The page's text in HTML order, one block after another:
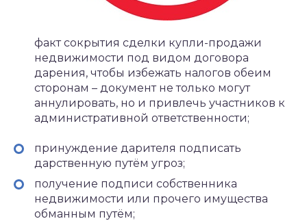
факт сокрытия сделки купли-продажи
недвижимости под видом договора
дарения, чтобы избежать налогов обеим
сторонам – документ не только могут
аннулировать, но и привлечь участников к
административной ответственности;
принуждение дарителя подписать
дарственную путём угроз;
получение подписи собственника
недвижимости или прочего имущества
обманным путём;